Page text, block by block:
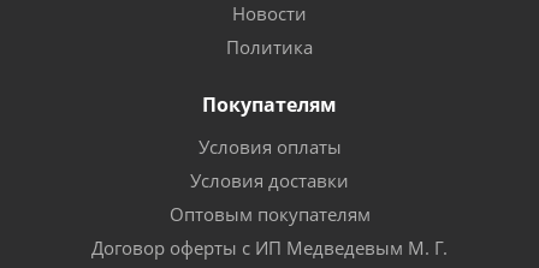
Новости
Политика
Покупателям
Условия оплаты
Условия доставки
Оптовым покупателям
Договор оферты с ИП Медведевым М. Г.